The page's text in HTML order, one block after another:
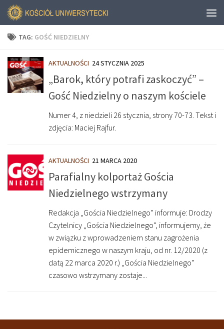
TAG: GOŚĆ NIEDZIELNY
AKTUALNOŚCI 24 STYCZNIA 2025
„Barok, który potrafi zaskoczyć” –
Gość Niedzielny o naszym kościele
Numer 4, z niedzieli 26 stycznia, strony 70-73. Tekst i
zdjęcia: Maciej Rajfur.
AKTUALNOŚCI 21 MARCA 2020
Parafialny kolportaż Gościa
Niedzielnego wstrzymany
Redakcja „Gościa Niedzielnego” informuje: Drodzy
Czytelnicy „Gościa Niedzielnego”, informujemy, że
w związku z wprowadzeniem stanu zagrożenia
epidemicznego w naszym kraju, od nr. 12/2020 (z
datą 22 marca 2020 r.) „Gościa Niedzielnego”
czasowo wstrzymany zostaje...